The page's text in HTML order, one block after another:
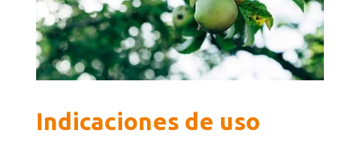
Indicaciones de uso